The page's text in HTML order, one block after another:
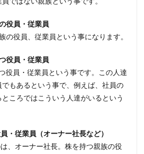
役員・従業員
の役員、従業員という事になります。
役員・従業員
役員・従業員という事です。この人達
もあるという事で、例えば、社員の
ころではこういう人達がいるという
・従業員（オーナー社長など）
、オーナー社長。株を持つ親族の役